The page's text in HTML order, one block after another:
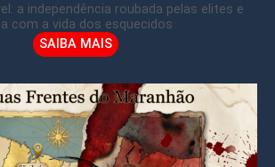
a independência roubada pelas elites e
com a vida dos esquecidos
SAIBA MAIS